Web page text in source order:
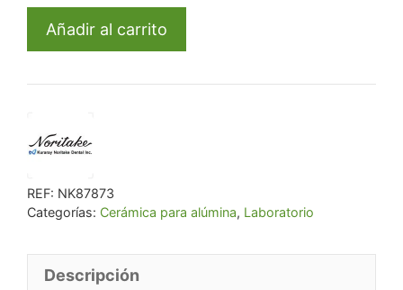
€ 100,47.€ 80,37.
Silky
Cerabien
50Gr.
Añadir al carrito
REF: NK87873
Categorías: Cerámica para alúmina, Laboratorio
Descripción